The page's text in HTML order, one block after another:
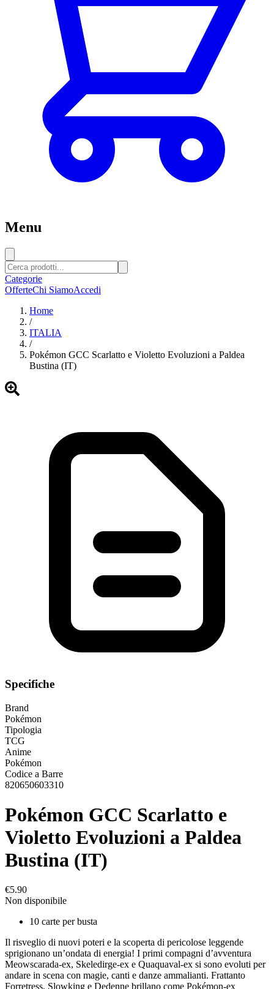
Menu
Categorie
OfferteChi SiamoAccedi
Home
/
ITALIA
/
Pokémon GCC Scarlatto e Violetto Evoluzioni a Paldea
Bustina (IT)
Specifiche
Brand
Pokémon
Tipologia
TCG
Anime
Pokémon
Codice a Barre
820650603310
Pokémon GCC Scarlatto e
Violetto Evoluzioni a Paldea
Bustina (IT)
€5.90
Non disponibile
10 carte per busta
Il risveglio di nuovi poteri e la scoperta di pericolose leggende
sprigionano un’ondata di energia! I primi compagni d’avventura
Meowscarada-ex, Skeledirge-ex e Quaquaval-ex si sono evoluti per
andare in scena con magie, canti e danze ammalianti. Frattanto
Forretress, Slowking e Dedenne brillano come Pokémon-ex